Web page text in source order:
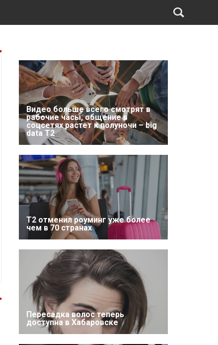
Видео больше всего смотрят в
рабочие часы, общение в
соцсетях растет к полуночи – big
data T2
Т2 отменил роуминг уже более
чем в 70 странах
Пересадка волос теперь
доступна в Хабаровске